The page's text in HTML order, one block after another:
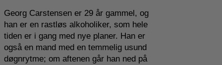
Georg Carstensen er 29 år gammel, og
han er en rastløs alkoholiker, som hele
tiden er i gang med nye planer. Han er
også en mand med en temmelig usund
døgnrytme; om aftenen går han ned på